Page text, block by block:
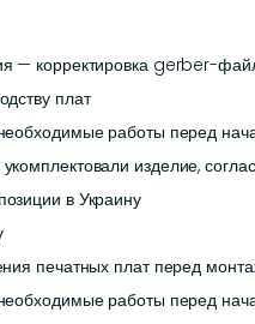
— корректировка gerber-
плат
работы перед
изделие,
в Украину
печатных плат перед
работы перед